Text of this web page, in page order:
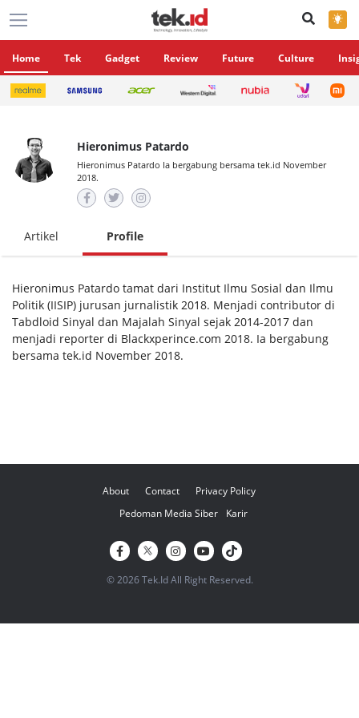
×
Home Tek Gadget Review Future Culture
Hieronimus Patardo
Hieronimus Patardo Ia bergabung bersama tek.id November
2018.
Artikel Profile
Hieronimus Patardo tamat dari Institut Ilmu Sosial dan Ilmu
Politik (IISIP) jurusan jurnalistik 2018. Menjadi contributor di
Tabdloid Sinyal dan Majalah Sinyal sejak 2014-2017 dan
menjadi reporter di Blackxperince.com 2018. Ia bergabung
bersama tek.id November 2018.
About Contact
Privacy Policy
Pedoman Media Siber
Karir
© 2026 Tek.Id All Right Reserved.